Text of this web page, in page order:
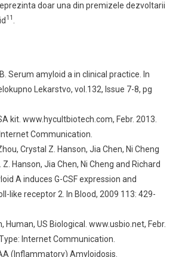
doar una din premizele dezvoltarii
11
Serum amyloid a in clinical practice. In
Lekarstvo, vol.132, Issue 7-8, pg
kit. www.hycultbiotech.com, Febr. 2013.
Communication.
Crystal Z. Hanson, Jia Chen, Ni Cheng
Z. Hanson, Jia Chen, Ni Cheng and Richard
A induces G-CSF expression and
like receptor 2. In Blood, 2009 113: 429-
Human, US Biological. www.usbio.net, Febr.
Internet Communication.
(Inflammatory) Amyloidosis.